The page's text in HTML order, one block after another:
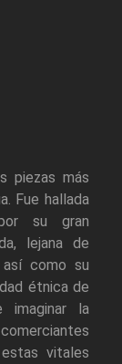
piezas más
Fue hallada
su gran
lejana de
así como su
étnica de
imaginar la
vitales